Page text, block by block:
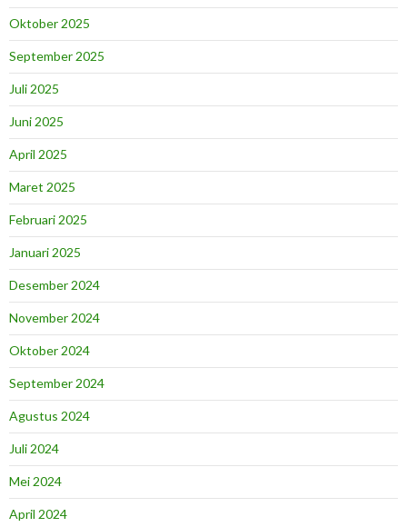
Oktober 2025
September 2025
Juli 2025
Juni 2025
April 2025
Maret 2025
Februari 2025
Januari 2025
Desember 2024
November 2024
Oktober 2024
September 2024
Agustus 2024
Juli 2024
Mei 2024
April 2024